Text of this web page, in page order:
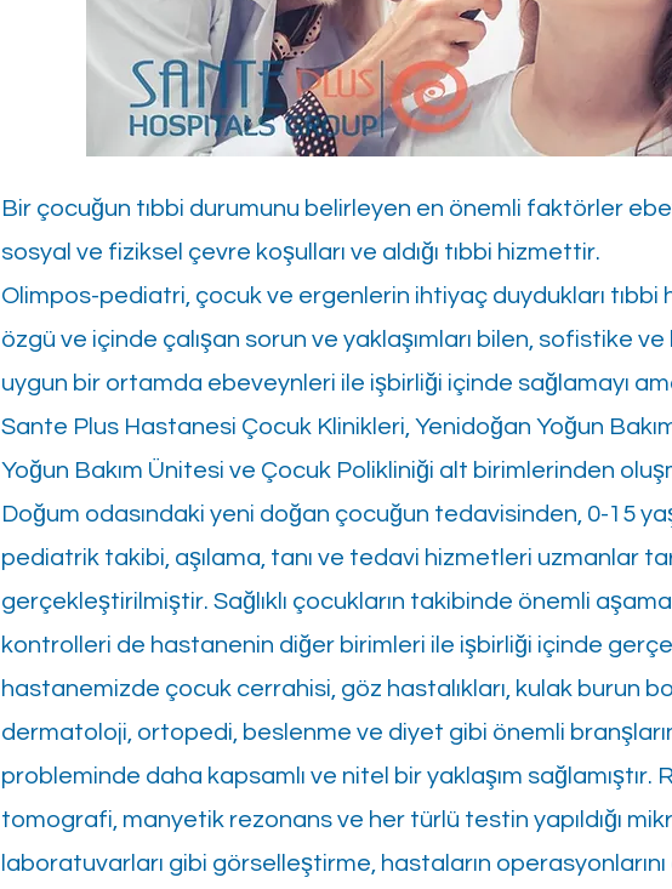
Bir çocuğun tıbbi durumunu belirleyen en önemli faktörler
sosyal ve fiziksel çevre koşulları ve aldığı tıbbi hizmettir.
Olimpos-pediatri, çocuk ve ergenlerin ihtiyaç duydukları tıbbi
özgü ve içinde çalışan sorun ve yaklaşımları bilen, sofistike
uygun bir ortamda ebeveynleri ile işbirliği içinde sağlamayı
Sante Plus Hastanesi Çocuk Klinikleri, Yenidoğan Yoğun
Yoğun Bakım Ünitesi ve Çocuk Polikliniği alt birimlerinden
Doğum odasındaki yeni doğan çocuğun tedavisinden, 0-15
pediatrik takibi, aşılama, tanı ve tedavi hizmetleri uzmanlar
gerçekleştirilmiştir. Sağlıklı çocukların takibinde önemli
kontrolleri de hastanenin diğer birimleri ile işbirliği içinde
hastanemizde çocuk cerrahisi, göz hastalıkları, kulak burun
dermatoloji, ortopedi, beslenme ve diyet gibi önemli branşların
probleminde daha kapsamlı ve nitel bir yaklaşım
tomografi, manyetik rezonans ve her türlü testin yapıldığı
laboratuvarları gibi görselleştirme, hastaların operasyonlarını